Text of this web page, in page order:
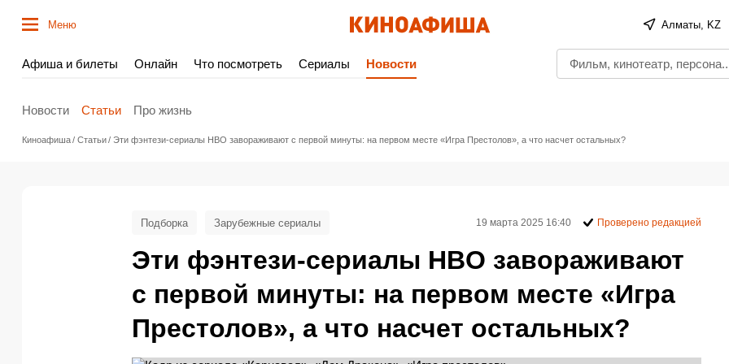
Меню Алматы, KZ
Афиша и билеты Онлайн Что посмотреть Сериалы Новости
Новости Статьи Про жизнь
Киноафиша Статьи Эти фэнтези-сериалы HBO завораживают с первой минуты: на первом месте «Игра Престолов», а что насчет остальных?
Эти фэнтези-сериалы HBO завораживают
с первой минуты: на первом месте «Игра
Престолов», а что насчет остальных?
Подборка Зарубежные сериалы 19 марта 2025 16:40 Проверено редакцией